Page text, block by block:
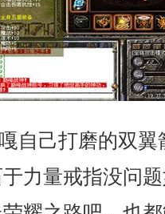
自己打磨的双
力量戒指没问